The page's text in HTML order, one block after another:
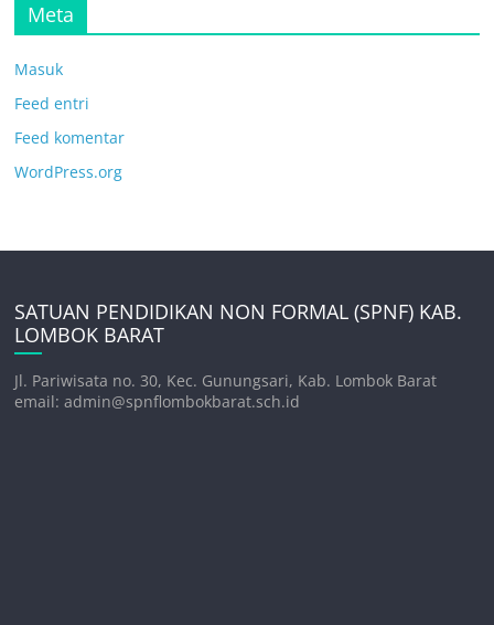
Meta
Masuk
Feed entri
Feed komentar
WordPress.org
SATUAN PENDIDIKAN NON FORMAL (SPNF) KAB.
LOMBOK BARAT
Jl. Pariwisata no. 30, Kec. Gunungsari, Kab. Lombok Barat
email: admin@spnflombokbarat.sch.id